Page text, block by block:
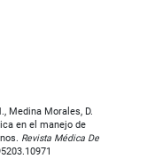
Medina Morales, D.
en el manejo de
Revista Médica De